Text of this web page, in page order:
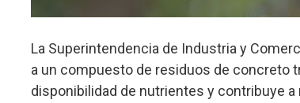
La Superintendencia de Industria y
a un compuesto de residuos de concreto
disponibilidad de nutrientes y contribuye